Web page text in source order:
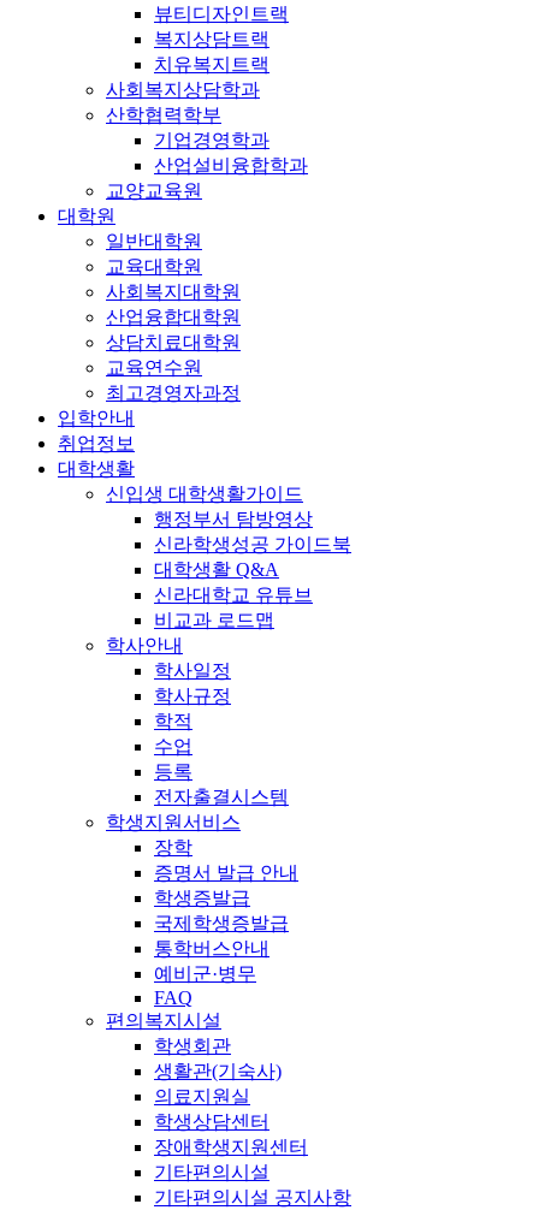
뷰티디자인트랙
복지상담트랙
치유복지트랙
사회복지상담학과
산학협력학부
기업경영학과
산업설비융합학과
교양교육원
대학원
일반대학원
교육대학원
사회복지대학원
산업융합대학원
상담치료대학원
교육연수원
최고경영자과정
입학안내
취업정보
대학생활
신입생 대학생활가이드
행정부서 탐방영상
신라학생성공 가이드북
대학생활 Q&A
신라대학교 유튜브
비교과 로드맵
학사안내
학사일정
학사규정
학적
수업
등록
전자출결시스템
학생지원서비스
장학
증명서 발급 안내
학생증발급
국제학생증발급
통학버스안내
예비군·병무
FAQ
편의복지시설
학생회관
생활관(기숙사)
의료지원실
학생상담센터
장애학생지원센터
기타편의시설
기타편의시설 공지사항